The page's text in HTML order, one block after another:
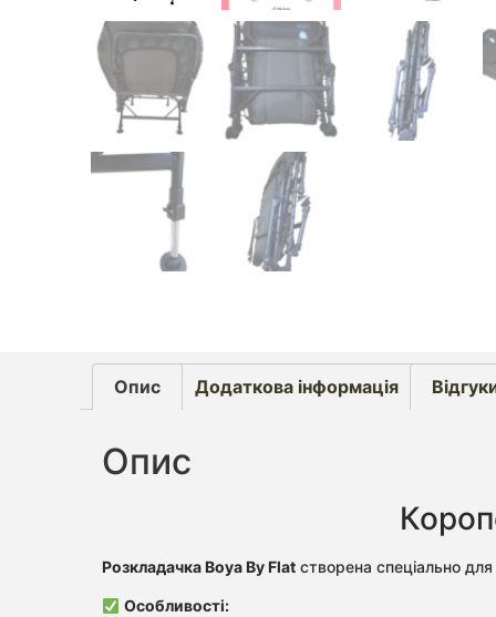
Опис Додаткова інформація
Опис
Розкладачка Boya By Flat створена спеціально для
Особливості: